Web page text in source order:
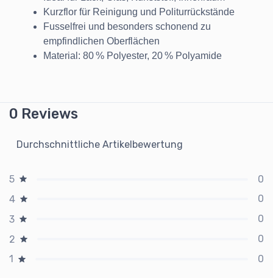
Kurzflor für Reinigung und Politurrückstände
Fusselfrei und besonders schonend zu
empfindlichen Oberflächen
Material: 80 % Polyester, 20 % Polyamide
0 Reviews
Durchschnittliche Artikelbewertung
5
0
4
0
3
0
2
0
1
0